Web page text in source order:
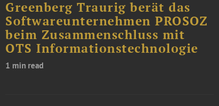
Greenberg Traurig berät das
Softwareunternehmen PROSOZ
beim Zusammenschluss mit
OTS Informationstechnologie
1 min read